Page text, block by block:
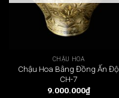
CHẬU HOA
Chậu Hoa Bằng Đồng Ấn Độ
CH-7
9.000.000₫